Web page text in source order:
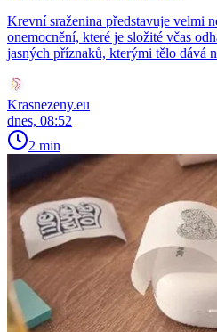
Krevní sraženina představuje velmi
onemocnění, které je složité včas
jasných příznaků, kterými tělo dává
Krasnezeny.eu
dnes, 08:52
2 min